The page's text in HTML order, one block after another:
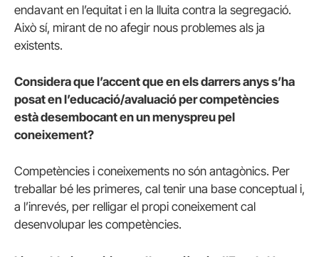
endavant en l’equitat i en la lluita contra la segregació.
Això sí, mirant de no afegir nous problemes als ja
existents.
Considera que l’accent que en els darrers anys s’ha
posat en l’educació/avaluació per competències
està desembocant en un menyspreu pel
coneixement?
Competències i coneixements no són antagònics. Per
treballar bé les primeres, cal tenir una base conceptual i,
a l’inrevés, per relligar el propi coneixement cal
desenvolupar les competències.